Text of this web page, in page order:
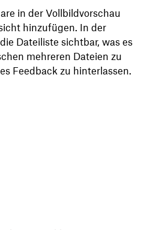
in der Vollbildvorschau
hinzufügen. In der
Dateiliste sichtbar, was es
mehreren Dateien zu
Feedback zu hinterlassen.